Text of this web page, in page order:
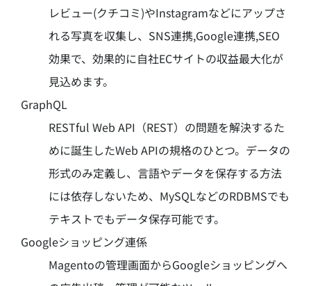
レビュー(クチコミ)やInstagramなどにアップさ
れる写真を収集し、SNS連携,Google連携,SEO
効果で、効果的に自社ECサイトの収益最大化が
見込めます。
GraphQL
RESTful Web API（REST）の問題を解決するた
めに誕生したWeb APIの規格のひとつ。データの
形式のみ定義し、言語やデータを保存する方法
には依存しないため、MySQLなどのRDBMSでも
テキストでもデータ保存可能です。
Googleショッピング連係
Magentoの管理画面からGoogleショッピングへ